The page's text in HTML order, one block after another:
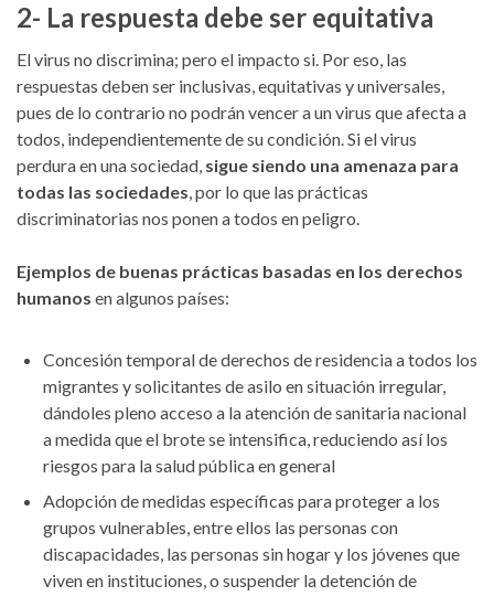
2- La respuesta debe ser equitativa
El virus no discrimina; pero el impacto si. Por eso, las
respuestas deben ser inclusivas, equitativas y universales,
pues de lo contrario no podrán vencer a un virus que afecta a
todos, independientemente de su condición. Si el virus
perdura en una sociedad, sigue siendo una amenaza para
todas las sociedades, por lo que las prácticas
discriminatorias nos ponen a todos en peligro.
Ejemplos de buenas prácticas basadas en los derechos
humanos en algunos países:
Concesión temporal de derechos de residencia a todos los
migrantes y solicitantes de asilo en situación irregular,
dándoles pleno acceso a la atención de sanitaria nacional
a medida que el brote se intensifica, reduciendo así los
riesgos para la salud pública en general
Adopción de medidas específicas para proteger a los
grupos vulnerables, entre ellos las personas con
discapacidades, las personas sin hogar y los jóvenes que
viven en instituciones, o suspender la detención de